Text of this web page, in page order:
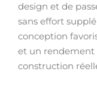
design et de
sans effort
conception
et un rendement
construction